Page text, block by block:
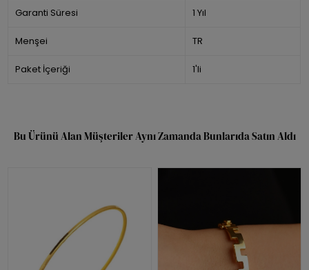
Garanti Süresi 1 Yıl
Menşei TR
Paket İçeriği 1'li
Bu Ürünü Alan Müşteriler Aynı Zamanda Bunlarıda Satın Aldı